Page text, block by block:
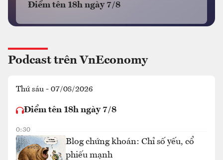
Điểm tên 18h ngày 7/8
Podcast trên VnEconomy
Thứ sáu - 07/08/2026
Điểm tên 18h ngày 7/8
0:30
Blog chứng khoán: Chỉ số yếu, cổ
phiếu mạnh